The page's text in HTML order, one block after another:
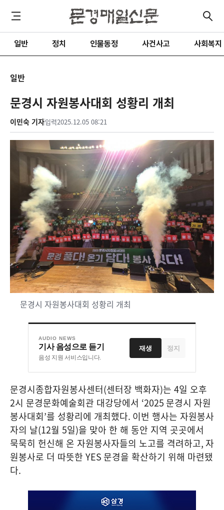
일반 정치 인물동정 사건사고 사회복지
일반
문경시 자원봉사대회 성황리 개최
이민숙 기자입력2025.12.05 08:21
문경시 자원봉사대회 성황리 개최
AUDIO NEWS
기사 음성으로 듣기
음성 지원 서비스입니다.
재생 정지
문경시종합자원봉사센터(센터장 백화자)는 4일 오후
2시 문경문화예술회관 대강당에서 ‘2025 문경시 자원
봉사대회’를 성황리에 개최했다. 이번 행사는 자원봉사
자의 날(12월 5일)을 맞아 한 해 동안 지역 곳곳에서
묵묵히 헌신해 온 자원봉사자들의 노고를 격려하고,자
원봉사로 더 따뜻한 YES 문경을 확산하기 위해 마련됐
다.